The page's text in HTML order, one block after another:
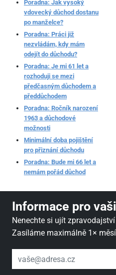
Poradna: Jak vysoký
vdovecký důchod dostanu
po manželce?
Poradna: Práci již
nezvládám, kdy mám
odejít do důchodu?
Poradna: Je mi 61 let a
rozhoduji se mezi
předčasným důchodem a
předdůchodem
Poradna: Ročník narození
1963 a důchodové
možnosti
Minimální doba pojištění
pro přiznání důchodu
Poradna: Bude mi 66 let a
nemám pořád důchod
Informace pro
Nenechte si ujít
Zasíláme maximálně 1×
váš email